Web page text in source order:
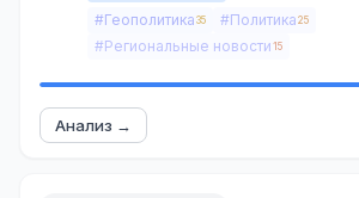
#Геополитика 35 #Политика 25
#Региональные новости 15
Анализ →